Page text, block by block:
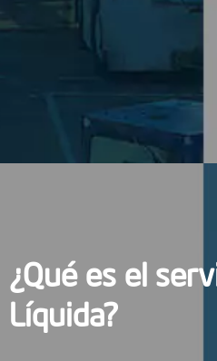
¿Qué es el
Líquida?